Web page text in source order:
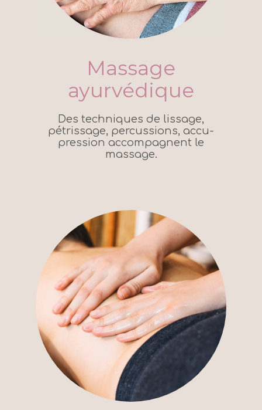
Massage
ayurvédique
Des techniques de lissage,
pétrissage, percussions, accu-
pression accompagnent le
massage.